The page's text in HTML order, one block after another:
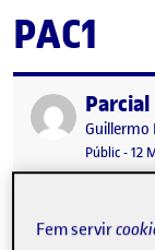
PAC1
Publicat per
Publicat
Guillermo
Visibilitat:
Públic-12
Fem servir